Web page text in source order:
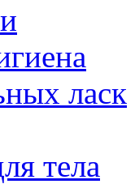
ласк
тела